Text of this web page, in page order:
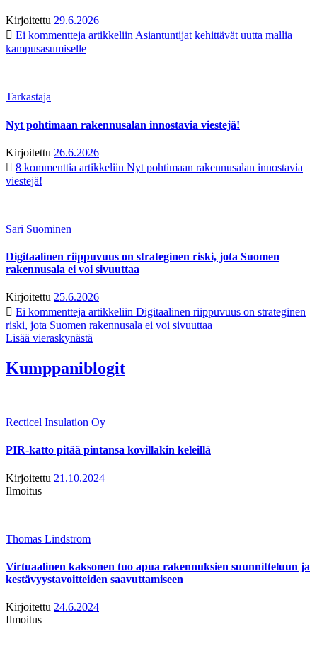
Kirjoitettu 29.6.2026
Ei kommentteja artikkeliin Asiantuntijat kehittävät uutta mallia
kampusasumiselle
Tarkastaja
Nyt pohtimaan rakennusalan innostavia viestejä!
Kirjoitettu 26.6.2026
8 kommenttia artikkeliin Nyt pohtimaan rakennusalan innostavia
viestejä!
Sari Suominen
Digitaalinen riippuvuus on strateginen riski, jota Suomen
rakennusala ei voi sivuuttaa
Kirjoitettu 25.6.2026
Ei kommentteja artikkeliin Digitaalinen riippuvuus on strateginen
riski, jota Suomen rakennusala ei voi sivuuttaa
Lisää vieraskynästä
Kumppaniblogit
Recticel Insulation Oy
PIR-katto pitää pintansa kovillakin keleillä
Kirjoitettu 21.10.2024
Ilmoitus
Thomas Lindstrom
Virtuaalinen kaksonen tuo apua rakennuksien suunnitteluun ja
kestävyystavoitteiden saavuttamiseen
Kirjoitettu 24.6.2024
Ilmoitus